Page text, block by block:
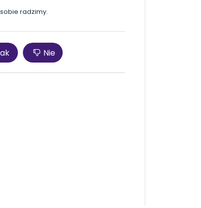
radzimy.
Nie